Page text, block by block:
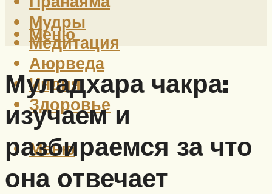
Мудры
Медитация
Аюрведа
Индия
Здоровье
Меню
Меню
Муладхара чакра:
изучаем и
разбираемся за что
она отвечает